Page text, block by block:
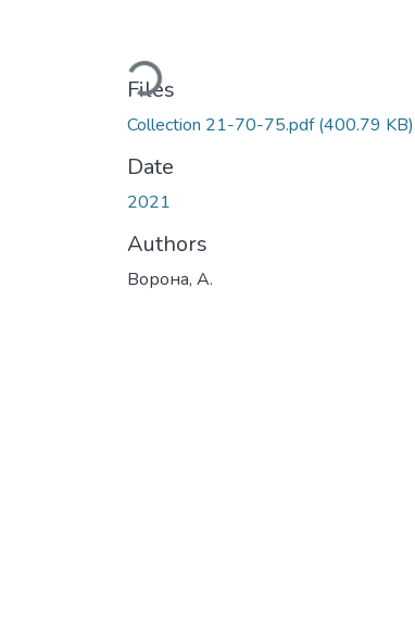
Loading...
Files
Collection 21-70-75.pdf(400.79 KB)
Date
2021
Authors
Ворона, А.